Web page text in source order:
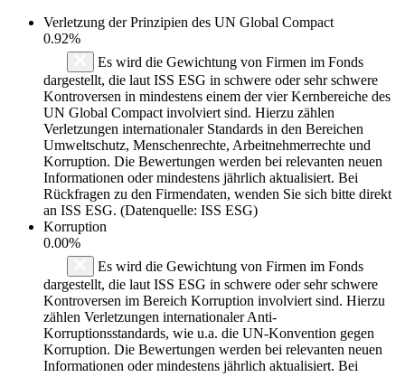
Verletzung der Prinzipien des UN Global Compact
0.92%
Es wird die Gewichtung von Firmen im Fonds
dargestellt, die laut ISS ESG in schwere oder sehr schwere
Kontroversen in mindestens einem der vier Kernbereiche des
UN Global Compact involviert sind. Hierzu zählen
Verletzungen internationaler Standards in den Bereichen
Umweltschutz, Menschenrechte, Arbeitnehmerrechte und
Korruption. Die Bewertungen werden bei relevanten neuen
Informationen oder mindestens jährlich aktualisiert. Bei
Rückfragen zu den Firmendaten, wenden Sie sich bitte direkt
an ISS ESG. (Datenquelle: ISS ESG)
Korruption
0.00%
Es wird die Gewichtung von Firmen im Fonds
dargestellt, die laut ISS ESG in schwere oder sehr schwere
Kontroversen im Bereich Korruption involviert sind. Hierzu
zählen Verletzungen internationaler Anti-
Korruptionsstandards, wie u.a. die UN-Konvention gegen
Korruption. Die Bewertungen werden bei relevanten neuen
Informationen oder mindestens jährlich aktualisiert. Bei